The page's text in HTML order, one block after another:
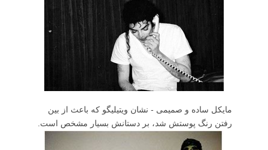
مایکل ساده و صمیمی - نشان ویتیلیگو که باعث از بین
رفتن رنگ پوستش شد، بر دستانش بسیار مشخص است.